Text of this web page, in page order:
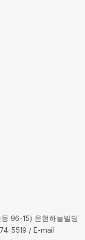
96-15) 운현하늘빌딩
5519 / E-mail